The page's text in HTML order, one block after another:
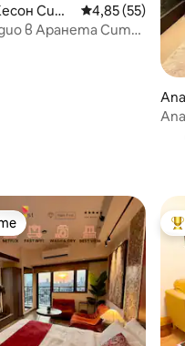
Сит
Средна
4,85 (55)
в Аранета Сити,
и